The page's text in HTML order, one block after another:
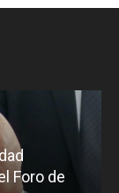
Foro de